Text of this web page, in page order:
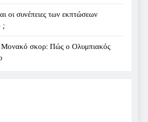
οι συνέπειες των εκπτώσεων
;
σκορ: Πώς ο Ολυμπιακός